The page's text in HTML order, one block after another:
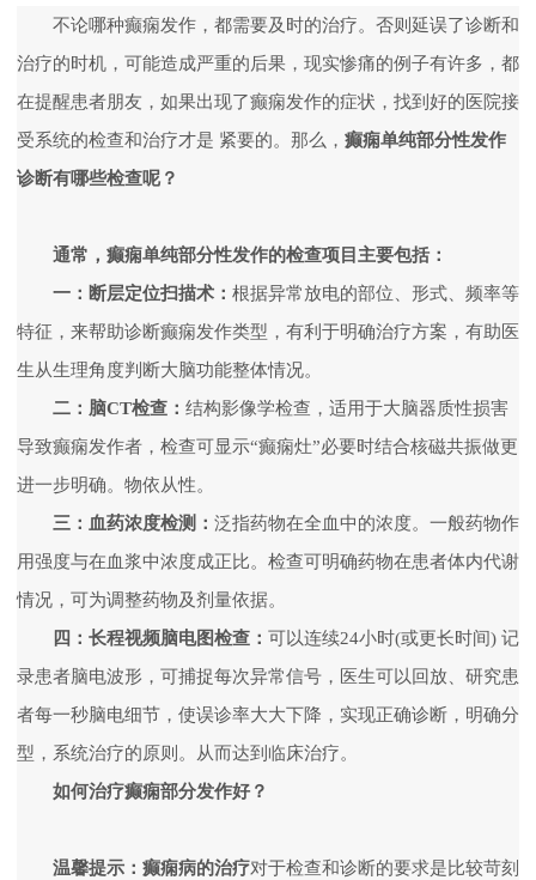
不论哪种癫痫发作，都需要及时的治疗。否则延误了诊断和
治疗的时机，可能造成严重的后果，现实惨痛的例子有许多，都
在提醒患者朋友，如果出现了癫痫发作的症状，找到好的医院接
受系统的检查和治疗才是 紧要的。那么， 癫痫单纯部分性发作
诊断有哪些检查呢？
通常，癫痫单纯部分性发作的检查项目主要包括：
一：断层定位扫描术： 根据异常放电的部位、形式、频率等
特征，来帮助诊断癫痫发作类型，有利于明确治疗方案，有助医
生从生理角度判断大脑功能整体情况。
二：脑CT检查： 结构影像学检查，适用于大脑器质性损害
导致癫痫发作者，检查可显示“癫痫灶”必要时结合核磁共振做更
进一步明确。物依从性。
三： 血药浓度检测： 泛指药物在全血中的浓度。一般药物作
用强度与在血浆中浓度成正比。检查可明确药物在患者体内代谢
情况，可为调整药物及剂量依据。
四： 长程视频脑电图检查： 可以连续24小时(或更长时间) 记
录患者脑电波形，可捕捉每次异常信号，医生可以回放、研究患
者每一秒脑电细节，使误诊率大大下降，实现正确诊断，明确分
型，系统治疗的原则。从而达到临床治疗。
如何治疗癫痫部分发作好？
温馨提示： 癫痫病的治疗对于检查和诊断的要求是比较苛刻